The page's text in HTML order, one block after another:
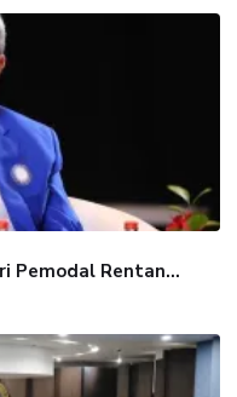
Pemodal Rentan...